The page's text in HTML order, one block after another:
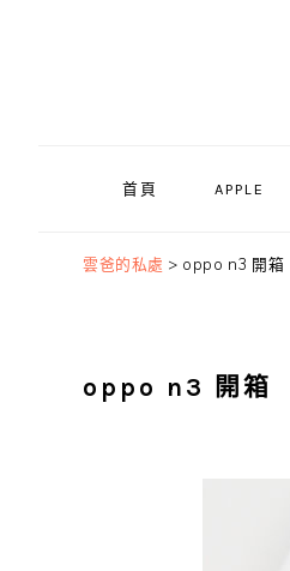
首頁 APPLE
雲爸的私處 > oppo n3 開箱
oppo n3 開箱